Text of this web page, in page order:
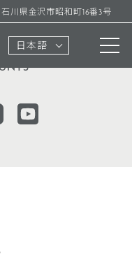
石川県金沢市昭和町16番3号
日本語
ウント